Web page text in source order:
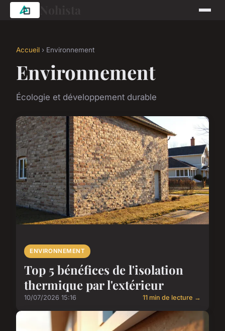
Accueil › Environnement
Environnement
Écologie et développement durable
ENVIRONNEMENT
Top 5 bénéfices de l'isolation
thermique par l'extérieur
10/07/2026 15:16 11 min de lecture →